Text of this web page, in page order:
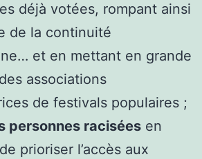
déjà votées, rompant ainsi
de la continuité
et en mettant en grande
associations
de festivals populaires ;
personnes racisées en
prioriser l’accès aux